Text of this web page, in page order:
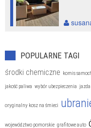
POPULARNE TAGI
środki chemiczne komis
jakość paliwa wybór ubezpieczenia
oryginalny kosz na śmieci
województwo pomorskie grafitowe auto